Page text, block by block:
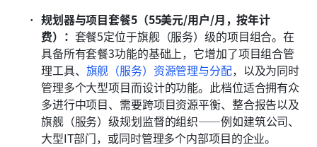
规划器与项目套餐5（55美元/用户/月，按年计
费）： 套餐5定位于旗舰（服务）级的项目组合。在
具备所有套餐3功能的基础上，它增加了项目组合管
理工具、 旗舰（服务）资源管理与分配，以及为同时
管理多个大型项目而设计的功能。此档位适合拥有众
多进行中项目、需要跨项目资源平衡、整合报告以及
旗舰（服务）级规划监督的组织——例如建筑公司、
大型IT部门，或同时管理多个内部项目的企业。